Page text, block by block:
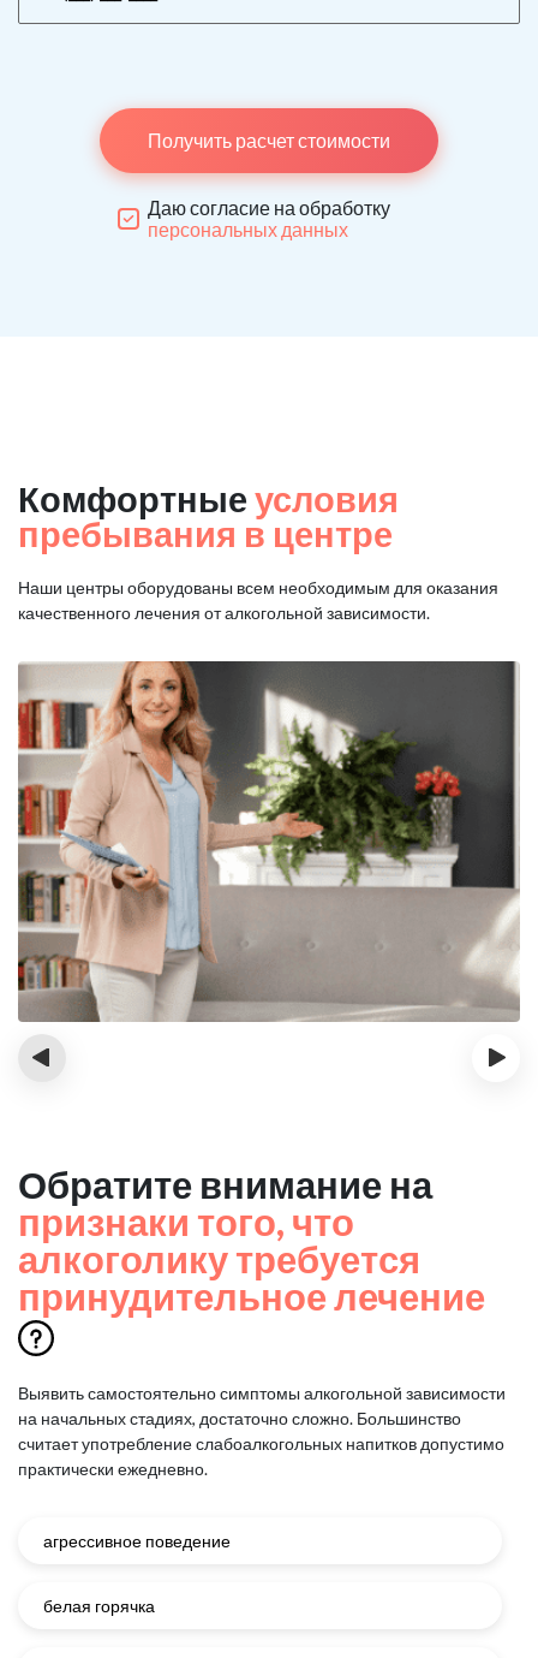
Получить расчет стоимости
Даю согласие на обработку
персональных данных
Комфортные условия
пребывания в центре
Наши центры оборудованы всем необходимым для оказания
качественного лечения от алкогольной зависимости.
‹ ›
Обратите внимание на
признаки того, что
алкоголику требуется
принудительное лечение
Выявить самостоятельно симптомы алкогольной зависимости
на начальных стадиях, достаточно сложно. Большинство
считает употребление слабоалкогольных напитков допустимо
практически ежедневно.
агрессивное поведение
белая горячка